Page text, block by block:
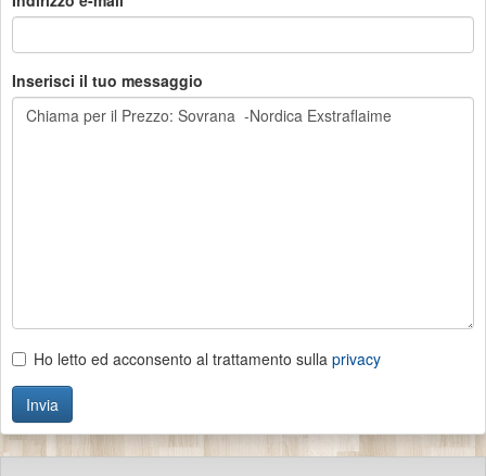
Inserisci il tuo messaggio
Ho letto ed acconsento al trattamento sulla privacy